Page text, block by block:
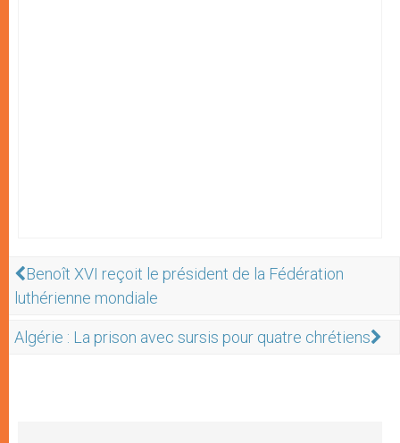
Benoît XVI reçoit le président de la Fédération
luthérienne mondiale
Algérie : La prison avec sursis pour quatre chrétiens